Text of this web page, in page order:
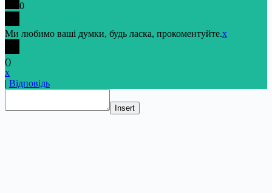
0
Ми любимо ваші думки, будь ласка, прокоментуйте.x
()
x
| Відповідь
Insert